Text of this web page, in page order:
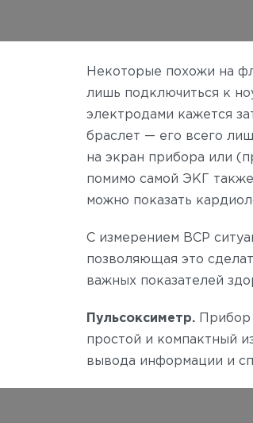
Некоторые похожи на
лишь подключиться к
электродами кажется
браслет — его всего
на экран прибора или
помимо самой ЭКГ
можно показать
С измерением ВСР
позволяющая это
важных показателей
Пульсоксиметр.
простой и компактный
вывода информации и